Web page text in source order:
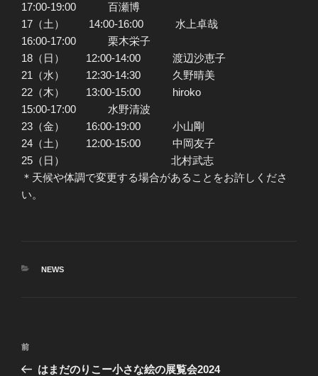
17:00-19:00 百瀬博
17（土） 14:00-16:00 水上卓哉
16:00-17:00 栗木栄子
18（日） 12:00-14:00 渡辺沙恵子
21（水） 12:30-14:30 久野晴美
22（木） 13:00-15:00 hiroko
15:00-17:00 水野清波
23（金） 16:00-19:00 小山剛
24（土） 12:00-15:00 中岡友子
25（日） 北村武志
＊天候や体調で変更する場合があることをお許しくださ
い。
カ
NEWS
投
前
の
前
はまだのりこー小さな絵の展覧会2024